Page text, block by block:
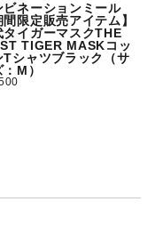
ビネーションミール
間限定販売アイテム】
タイガーマスクTHE
TIGER MASKコッ
Tシャツブラック（サ
M）